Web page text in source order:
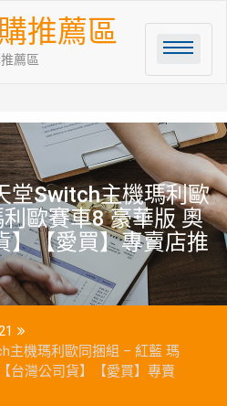
推薦區
薦區
堂Switch主機瑪利歐
歐賽車8 豪華版 奧
】【愛買】專賣店推
主機瑪利歐同捆組 – 紅藍 瑪
台灣公司貨】【愛買】專賣